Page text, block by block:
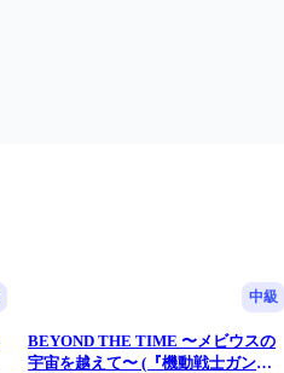
中級
BEYOND THE TIME 〜メビウスの
宇宙を越えて〜 (『機動戦士ガンダ